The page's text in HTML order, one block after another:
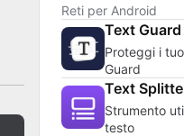
Reti per Android
Text Guard
Proteggi i
Guard
Text
Strumento
testo